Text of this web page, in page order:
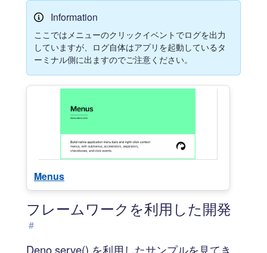
Information
ここではメニューのクリックイベントでログを出力
していますが、ログ自体はアプリを起動しているタ
ーミナル側に出ますのでご注意ください。
Menus
フレームワークを利用した開発
#
Deno.serve() を利用したサンプルを見てき